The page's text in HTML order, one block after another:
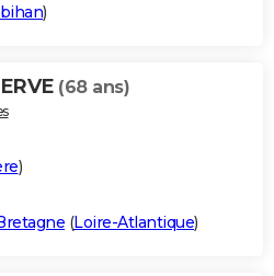
)
(68 ans)
)
(Loire-Atlantique)